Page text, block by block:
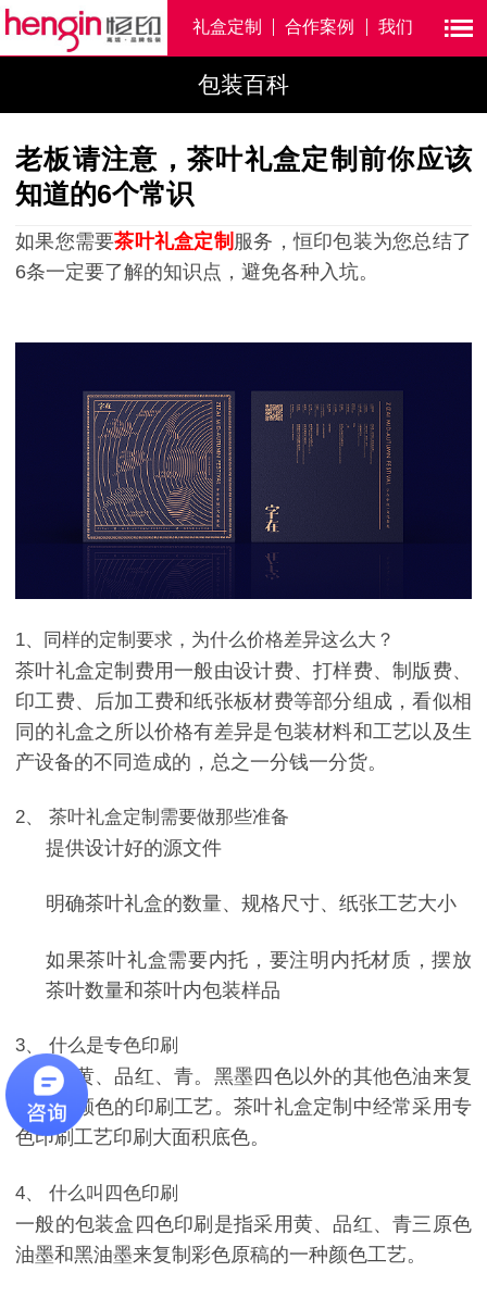
礼盒定制 合作案例 我们
包装百科
老板请注意，茶叶礼盒定制前你应该
知道的6个常识
如果您需要茶叶礼盒定制 服务，恒印包装为您总结了
6条一定要了解的知识点，避免各种入坑。
1、同样的定制要求，为什么价格差异这么大？
茶叶礼盒定制费用一般由设计费、打样费、制版费、
印工费、后加工费和纸张板材费等部分组成，看似相
同的礼盒之所以价格有差异是包装材料和工艺以及生
产设备的不同造成的，总之一分钱一分货。
2、 茶叶礼盒定制需要做那些准备
提供设计好的源文件
明确茶叶礼盒的数量、规格尺寸、纸张工艺大小
如果茶叶礼盒需要内托，要注明内托材质，摆放
茶叶数量和茶叶内包装样品
3、 什么是专色印刷
是指彩黄、品红、青。黑墨四色以外的其他色油来复
制原稿颜色的印刷工艺。 茶叶礼盒定制中经常采用专
色印刷工艺印刷大面积底色。
4、 什么叫四色印刷
一般的包装盒四色印刷是指采用黄、品红、青三原色
油墨和黑油墨来复制彩色原稿的一种颜色工艺。